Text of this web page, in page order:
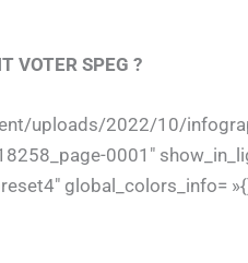
VOTER SPEG ?
uploads/2022/10/
0001″